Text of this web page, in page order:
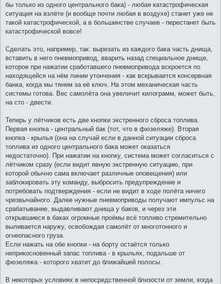
бы только из одного центрального бака) - любая катастрофическая
ситуация на взлёте (и вообще почти любая в воздухе) станет уже не
такой катастрофической, а в большинстве случаев - перестанет быть
катастрофической вовсе!
Сделать это, например, так: вырезать из каждого бака часть днища,
вставить в него пневмопривод, вварить назад специальное днище,
которое при нажатии сработавшего пневмопривода вскроется по
находящейся на нём линии утончения - как вскрывается консервная
банка, когда мы тянем за её ключ. На этом механическая часть
системы готова. Вес самолёта она увеличит килограмм, может быть,
на сто - двести.
Теперь у лётчиков есть две кнопки экстренного сброса топлива.
Первая кнопка - центральный бак (тот, что в фюзеляже). Вторая
кнопка - крылья (она на случай если в данной ситуации сброса
топлива из одного центрального бака может оказаться
недостаточно). При нажатии на кнопку, система может согласиться с
лётчиком сразу (если видит явную экстренную ситуацию, при
которой обычно сама включает различные оповещения) или
заблокировать эту команду, выбросить предупреждение и
потребовать подтверждения - если не видит в ходе полёта ничего
чрезвычайного. Далее нужные пневмоприводы получают импульс на
срабатывание, выдавливают днища у баков, и через эти
открывшиеся в баках огромные проёмы всё топливо стремительно
выливается наружу, освобождая самолёт от многотонного и
огнеопасного груза.
Если нажать на обе кнопки - на борту остаётся только
неприкосновенный запас топлива - в крыльях, подальше от
фюзеляжа - которого хватит до ближайшей полосы.
В некоторых условиях в непосредственной близости от земли, когда